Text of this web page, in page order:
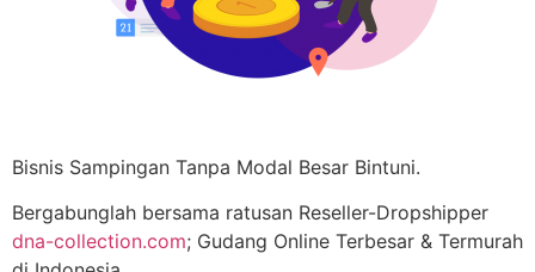
Bisnis Sampingan Tanpa Modal Besar Bintuni.
Bergabunglah bersama ratusan Reseller-Dropshipper
dna-collection.com; Gudang Online Terbesar & Termurah